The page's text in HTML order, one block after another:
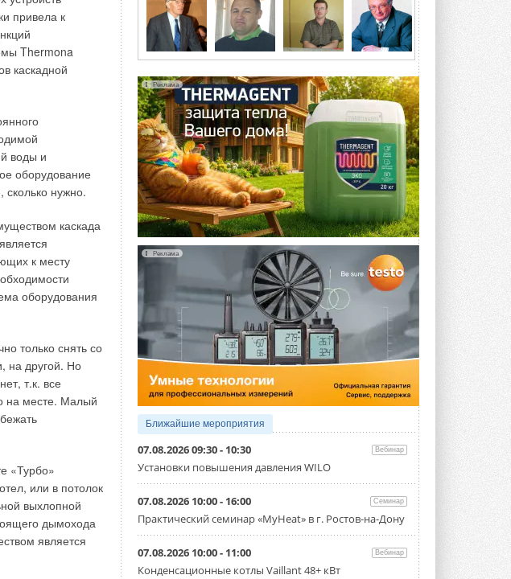
привела к
Thermona
каскадной
воды и
оборудование
нужно.
каскада
к месту
оборудования
только снять со
на другой. Но
т.к. все
на месте. Малый
«Турбо»
или в потолок
выхлопной
дымохода
является
3 АВГУСТА 2026
Samsung выпускает VRF-
систему DVM на R32
производительностью от 22,4 до 56 кВт.
Суммарная длина трубопроводов ...
3 АВГУСТА 2026
«СиСофт Девелопмент» подвел
итоги конкурса студенческих
проектов «ТИМ-лидеры 2026»
Новый сезон конкурса «ТИМ-лидеры»
стартует уже в сентябре 2026 года ...
3 АВГУСТА 2026
«Русклимат» укрепляет
партнёрство за Уралом
Президент Омского землячества в
Москве Михаил Тимошенко посетил
Омск с трёхдневным рабочим визитом ...
31 ИЮЛЯ 2026
Carrier модернизирует
флагманский чиллер AquaEdge
19XR
Чиллер получил новую версию,
работающую на хладагенте R1234ze ...
31 ИЮЛЯ 2026
Mitsubishi расширяет
направление систем
охлаждения для ЦОД
Mitsubishi Electric создаёт в США новую
компанию MEHITS US Inc. ...
31 ИЮЛЯ 2026
США запретили использование
иностранных инверторов
28 июля 2026 года Федеральная
комиссия по связи США (FCC) обновила
свой специальный перечень Covered ...
Реклама
Реклама
Ближайшие мероприятия
07.08.2026 09:30 - 10:30 Вебинар
Установки повышения давления WILO
07.08.2026 10:00 - 16:00 Семинар
Практический семинар «MyHeat» в г. Ростов-на-Дону
07.08.2026 10:00 - 11:00 Вебинар
Конденсационные котлы Vaillant 48+ кВт
обычно
блоков,
от
воздуха падает.
на
по холоду
этот
внутреннего